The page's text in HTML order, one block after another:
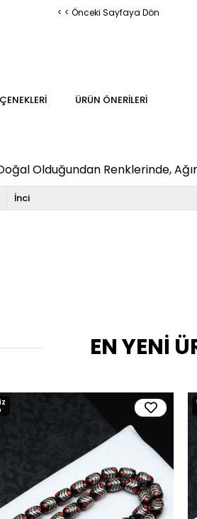
< < Önceki Sayfaya Dön
ÜRÜN ÖNERILERI
Olduğundan Renklerinde,
İnci
EN YENİ